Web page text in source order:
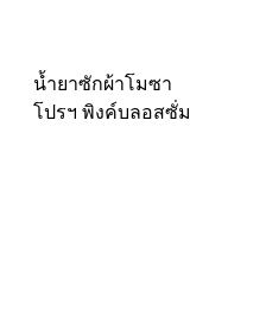
น้ำยาซักผ้าโมซา
โปรฯ พิงค์บลอสซั่ม